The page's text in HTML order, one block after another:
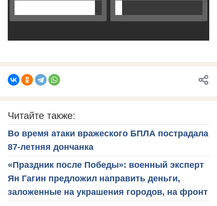
Читайте также:
Во время атаки вражеского БПЛА пострадала
87-летняя дончанка
«Праздник после Победы»: военный эксперт
Ян Гагин предложил направить деньги,
заложенные на украшения городов, на фронт